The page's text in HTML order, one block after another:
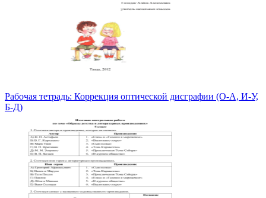
Рабочая тетрадь: Коррекция оптической дисграфии (О-А, И-У,
Б-Д)